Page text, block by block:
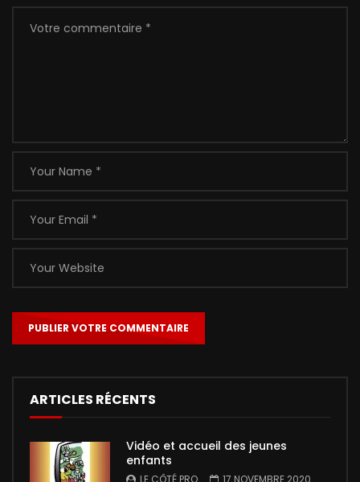
ARTICLES RÉCENTS
Vidéo et accueil des jeunes
enfants
LE CÔTÉ PRO 17 NOVEMBRE 2020